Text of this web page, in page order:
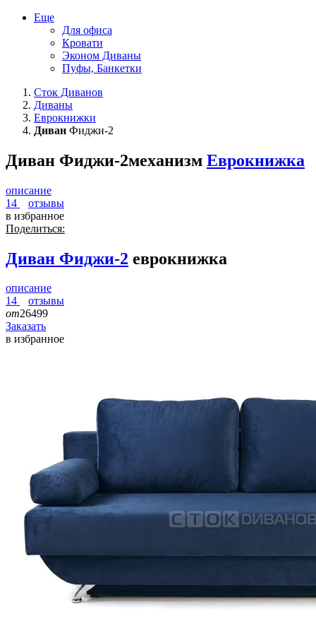
Еще
Для офиса
Кровати
Эконом Диваны
Пуфы, Банкетки
Сток Диванов
Диваны
Еврокнижки
Диван Фиджи-2
Диван Фиджи-2механизм Еврокнижка
описание
14
отзывы
в избранное
Поделиться:
Диван Фиджи-2 еврокнижка
описание
14
отзывы
от26499
Заказать
в избранное